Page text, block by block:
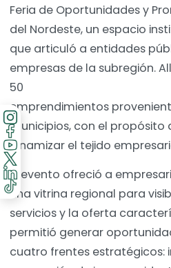
Feria de Oportunidades y
del Nordeste, un espacio
que articuló a entidades
empresas de la subregión.
50
emprendimientos
municipios, con el propósito
dinamizar el tejido
El evento ofreció a
una vitrina regional para
servicios y la oferta
permitió generar
cuatro frentes estratégicos: